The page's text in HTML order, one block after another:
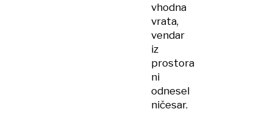
vhodna
vrata,
vendar
iz
prostora
ni
odnesel
ničesar.